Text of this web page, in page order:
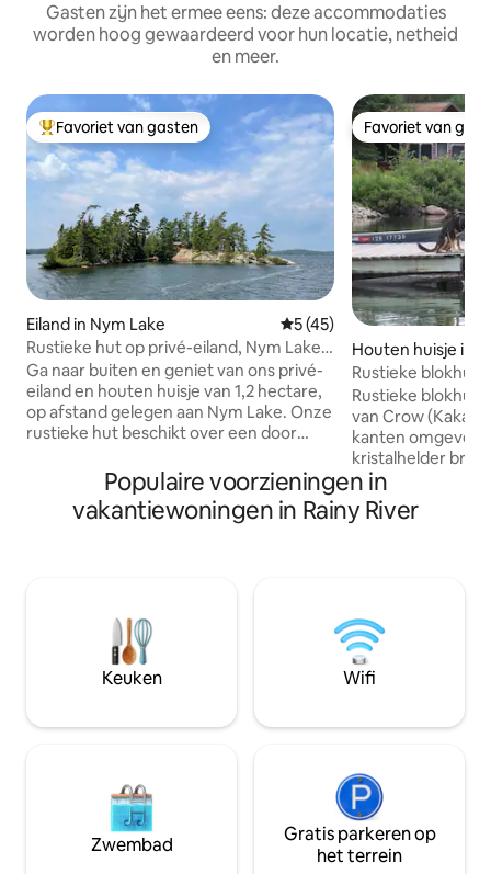
Gasten zijn het ermee eens: deze accommodaties
worden hoog gewaardeerd voor hun locatie, netheid
en meer.
Topfavoriet van gasten
Favoriet van gasten
Eiland in Nym Lake Gemiddelde beoordeling
5 (45)
Rustieke hut op privé-eiland, Nym Lake,
Quetico
Ga naar buiten en geniet van ons privé-
eiland en houten huisje van 1,2 hectare,
op afstand gelegen aan Nym Lake. Onze
rustieke hut beschikt over een door
originele stenen open haard en een
uitzicht op het meer, afgeschermd op
de veranda. De gezellige indeling stelt je
of op de privédok van het eiland terwijl
je naar zonsondergangen kijkt. Dit
onvergetelijke uitje is ideaal voor
iedereen die houdt van ontspannen en
Favoriet van
Favoriet van
Houten huisje in
ws Nestor Falls
Rustieke blokhut
Rustieke blokhut
van Crow
kanten omgeven
kristalhelder
eigen
of huur er een
Crow Lake of
Afgeschermde
en te loungen
gevulde keuken
Houten huisje 8.
Populaire voorzieningen in
vakantiewoningen in Rainy River
Keuken Wifi
Zwembad
Gratis parkeren op
het terrein